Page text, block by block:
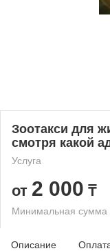
Зоотакси для
смотря какой
Услуга
от 2 000 ₸
Минимальная сумма
Описание